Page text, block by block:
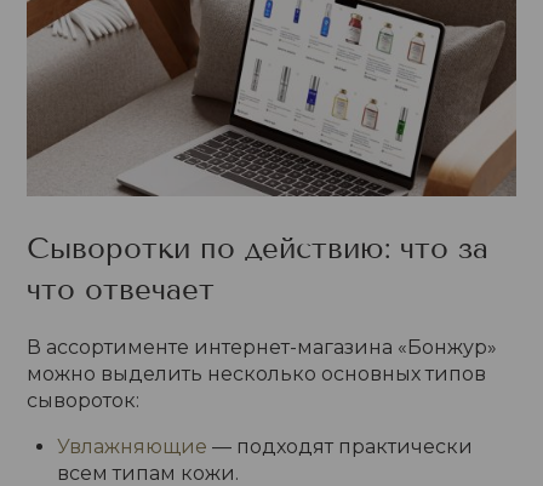
Сыворотки по действию: что за
что отвечает
В ассортименте интернет-магазина «Бонжур»
можно выделить несколько основных типов
сывороток:
Увлажняющие — подходят практически
всем типам кожи.